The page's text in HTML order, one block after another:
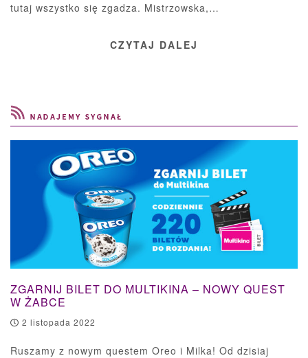
tutaj wszystko się zgadza. Mistrzowska,…
CZYTAJ DALEJ
ZGARNIJ BILET DO MULTIKINA – NOWY QUEST
W ŻABCE
2 listopada 2022
Ruszamy z nowym questem Oreo i Milka! Od dzisiaj